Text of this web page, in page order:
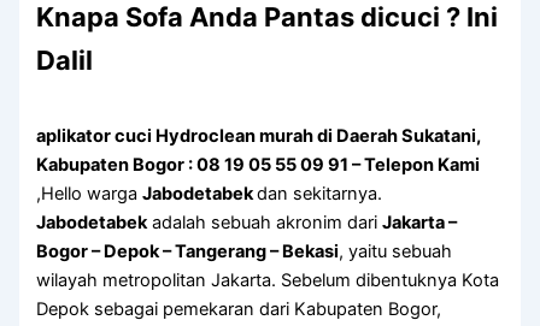
Knapa Sofa Andа Pantas dicuci ? Ini
Dalil
aplikator cuci Hydroclean murah di Daerah Sukatani,
Kabupaten Bogor : 08 19 05 55 09 91 – Telepon Kami
,Hello wargaJabodetabekdan sekitarnya.
Jabodetabekadalah sebuah akronim dariJakarta –
Bogor – Depok – Tangerang – Bekasi, yaitu sebuah
wilayah metropolitan Jakarta. Sebelum dibentuknya Kota
Depok sebagai pemekaran dari Kabupaten Bogor,